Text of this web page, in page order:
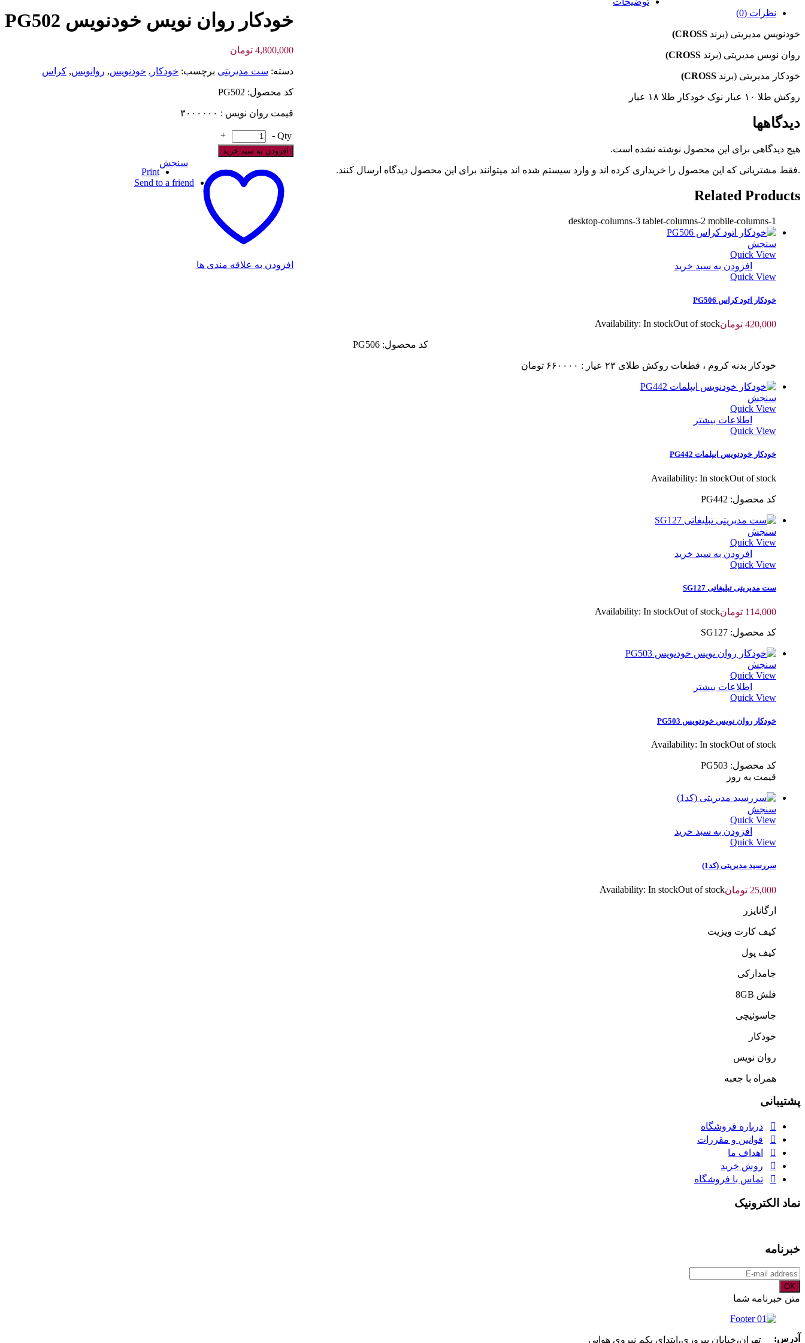
خودکار روان نویس خودنویس PG502
4,800,000 تومان
دسته: ست مدیریتی برچسب: خودكار , خودنويس, روانويس, كراس
کد محصول: PG502
قیمت روان نویس : ۳۰۰۰۰۰۰
Qty
-
+
افزودن به سبد خرید
افزودن به علاقه مندی ها
سنجش
Print
Send to a friend
نظرات (0)
خودنویس مدیریتی (برند CROSS
)
روان نویس مدیریتی (برند CROSS
)
خودکار مدیریتی (برند CROSS)
روکش طلا ۱۰ عیار نوک خودکار طلا ۱۸ عیار
دیدگاهها
هیچ دیدگاهی برای این محصول نوشته نشده است.
.فقط مشتریانی که این محصول را خریداری کرده اند و وارد سیستم شده اند میتوانند برای این محصول دیدگاه ارسال کنند.
Related Products
desktop-columns-3 tablet-columns-2 mobile-columns-1
سنجش
Quick View
افزودن به سبد خرید
Quick View
خودکار اتود کراس PG506
420,000 تومان Availability: In stockOut of stock
کد محصول: PG506
خودکار بدنه کروم ، قطعات روکش طلای ٢٣ عیار : ۶۶٠٠٠٠ تومان
سنجش
Quick View
اطلاعات بیشتر
Quick View
خودکار خودنویس ایپلمات PG442
Availability: In stockOut of stock
کد محصول: PG442
سنجش
Quick View
افزودن به سبد خرید
Quick View
ست مدیریتی تبلیغاتی SG127
114,000 تومان Availability: In stockOut of stock
کد محصول: SG127
سنجش
Quick View
اطلاعات بیشتر
Quick View
خودکار روان نویس خودنویس PG503
Availability: In stockOut of stock
کد محصول: PG503
قیمت به روز
سنجش
Quick View
افزودن به سبد خرید
Quick View
سررسید مدیریتی (کد1)
25,000 تومان Availability: In stockOut of stock
ارگانایزر
کیف کارت ویزیت
کیف پول
جامدارکی
فلش 8GB
جاسوئیچی
خودکار
روان نویس
همراه با جعبه
پشتیبانی
درباره فروشگاه
قوانین و مقررات
اهداف ما
روش خرید
تماس با فروشگاه
نماد الکترونیک
خبرنامه
OK
متن خبرنامه شما
آدرس: تهران،خیابان پیروزی،ابتدای یکم نیروی هوایی